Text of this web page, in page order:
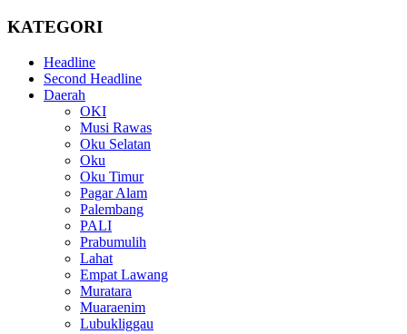
KATEGORI
Headline
Second Headline
Daerah
OKI
Musi Rawas
Oku Selatan
Oku
Oku Timur
Pagar Alam
Palembang
PALI
Prabumulih
Lahat
Empat Lawang
Muratara
Muaraenim
Lubukliggau